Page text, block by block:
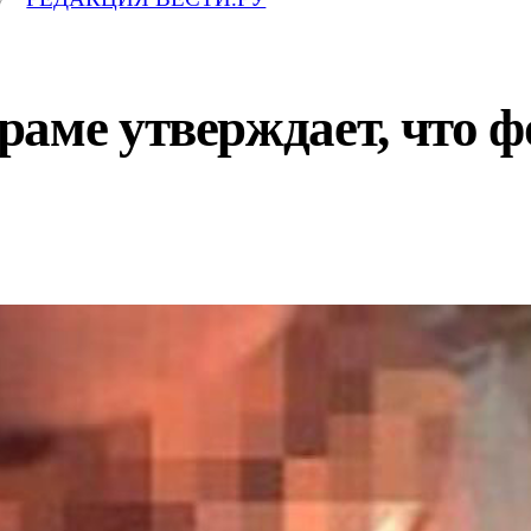
утверждает, что